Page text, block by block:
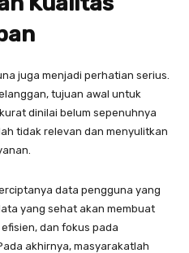
juga menjadi perhatian serius.
tujuan awal untuk
dinilai belum sepenuhnya
tidak relevan dan menyulitkan
data pengguna yang
yang sehat akan membuat
dan fokus pada
akhirnya, masyarakatlah